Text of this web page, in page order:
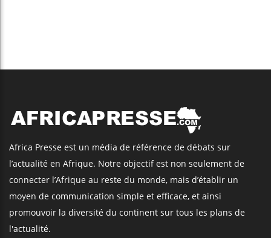
Africa Presse est un média de référence de débats sur
l’actualité en Afrique. Notre objectif est non seulement de
connecter l’Afrique au reste du monde, mais d’établir un
moyen de communication simple et efficace, et ainsi
promouvoir la diversité du continent sur tous les plans de
l'actualité.